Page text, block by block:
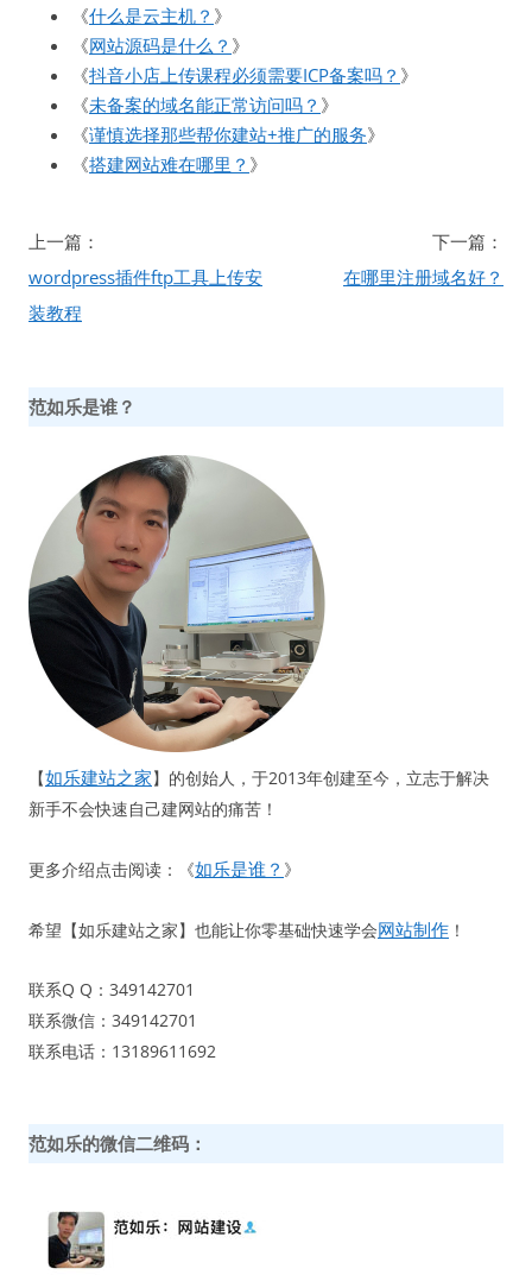
《什么是云主机？ 》
《网站源码是什么？ 》
《抖音小店上传课程必须需要ICP备案吗？ 》
《未备案的域名能正常访问吗？ 》
《谨慎选择那些帮你建站+推广的服务》
《搭建网站难在哪里？ 》
文
章
导
上一篇：
wordpress插件ftp工具上传安
装教程
下一篇：
在哪里注册域名好？
范如乐是谁？
【如乐建站之家】的创始人，于2013年创建至今，立志于解决
新手不会快速自己建网站的痛苦！
更多介绍点击阅读：《如乐是谁？ 》
希望【如乐建站之家】也能让你零基础快速学会网站制作 ！
联系Q Q：349142701
联系微信：349142701
联系电话：13189611692
范如乐的微信二维码：